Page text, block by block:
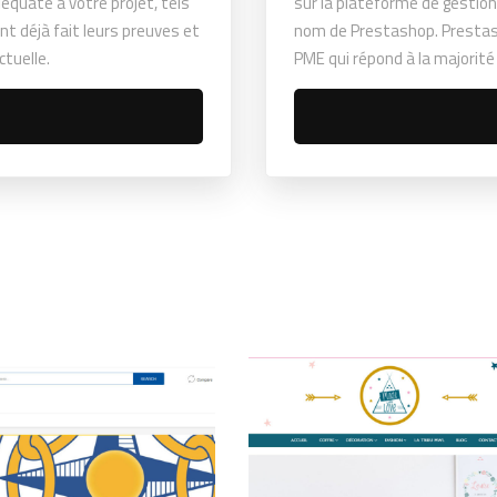
déjà fait leurs preuves et
nom de Prestashop.
PME qui répond à la
web Divers Sites
Divers